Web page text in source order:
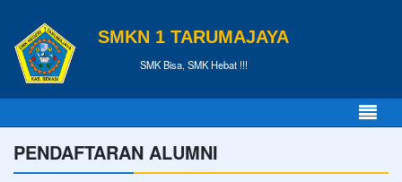
SMKN 1 TARUMAJAYA
SMK Bisa, SMK Hebat !!!
PENDAFTARAN ALUMNI